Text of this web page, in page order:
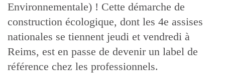
Environnementale) ! Cette démarche de
construction écologique, dont les 4e assises
nationales se tiennent jeudi et vendredi à
Reims, est en passe de devenir un label de
référence chez les professionnels.